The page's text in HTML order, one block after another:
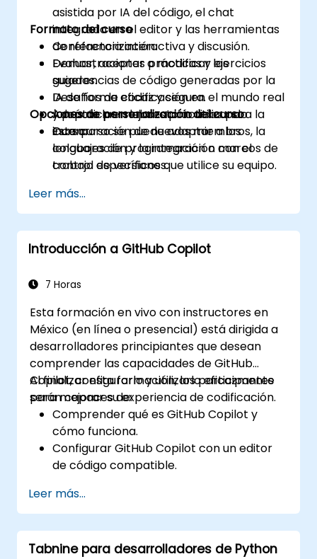
asistida por IA del código, el chat
integrado en el editor y las herramientas
de refactorización.
Evaluar, aceptar o modificar las
sugerencias de código generadas por la
IA de forma eficaz y segura.
Adoptar las mejores prácticas para la
incorporación de nuevos miembros, la
colaboración y la integración con el
control de versiones.
Formato del curso
Conferencia interactiva y discusión.
Demostraciones prácticas y ejercicios
guiados.
Desafíos de codificación en el mundo real
y práctica en laboratorio utilizando
Cursor.
Opciones de personalización del curso
Este curso se puede adaptar a los
lenguajes de programación o marcos de
trabajo específicos que utilice su equipo.
Leer más...
Introducción a GitHub Copilot
7 Horas
Esta formación en vivo con instructores en
México (en línea o presencial) está dirigida a
desarrolladores principiantes que desean
comprender las capacidades de GitHub
Copilot, configurarlo y utilizarlo eficazmente
para mejorar su experiencia de codificación.
Al finalizar esta formación, los participantes
serán capaces de:
Comprender qué es GitHub Copilot y
cómo funciona.
Configurar GitHub Copilot con un editor
de código compatible.
refactorizar y depurar código más rápido.
Aprovechar Copilot para explorar
técnicas y soluciones de codificación.
Aplicar las mejores prácticas para
Leer más...
Tabnine para desarrolladores de Python